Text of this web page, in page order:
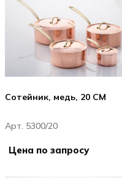
Сотейник, медь, 20 CM
Арт. 5300/20
Цена по запросу